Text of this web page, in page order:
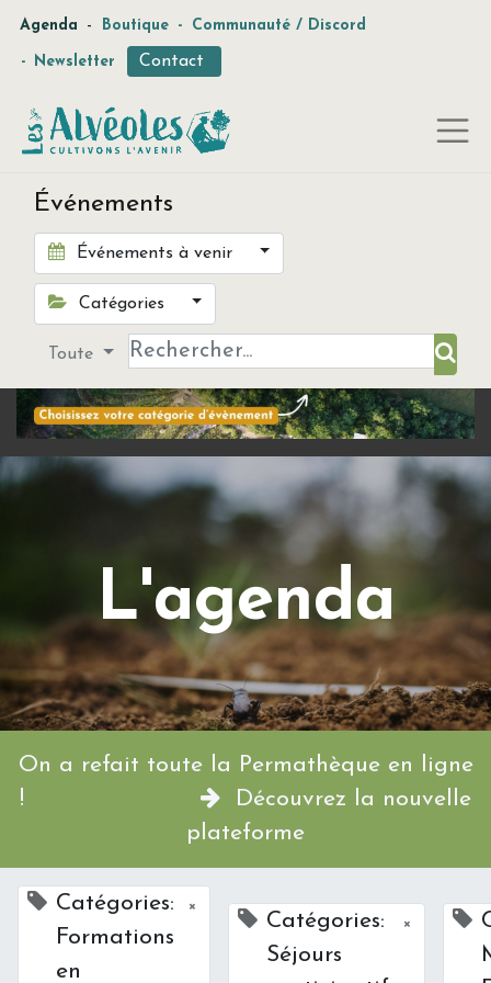
Agenda - Boutique - Communauté / Discord
- Newsletter Contact
Événements
Événements à venir
Catégories
Toute
L'agenda
On a refait toute la Permathèque en ligne
!
Découvrez la nouvelle
plateforme
Catégories:
Formations
en
×
Catégories:
Séjours
×